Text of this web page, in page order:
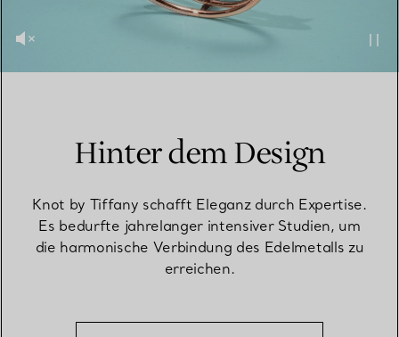
Hinter dem Design
Knot by Tiffany schafft Eleganz durch Expertise.
Es bedurfte jahrelanger intensiver Studien, um
die harmonische Verbindung des Edelmetalls zu
erreichen.